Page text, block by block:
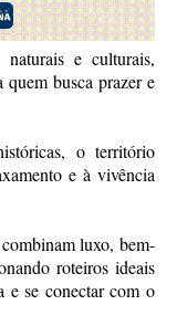
e culturais,
busca prazer e
o território
e à vivência
luxo, bem-
roteiros ideais
e se conectar com o